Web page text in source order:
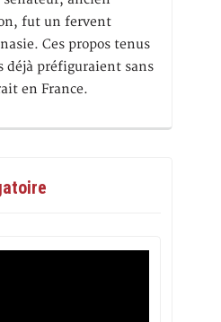
fut un fervent
Ces propos tenus
déjà préfiguraient sans
en France.